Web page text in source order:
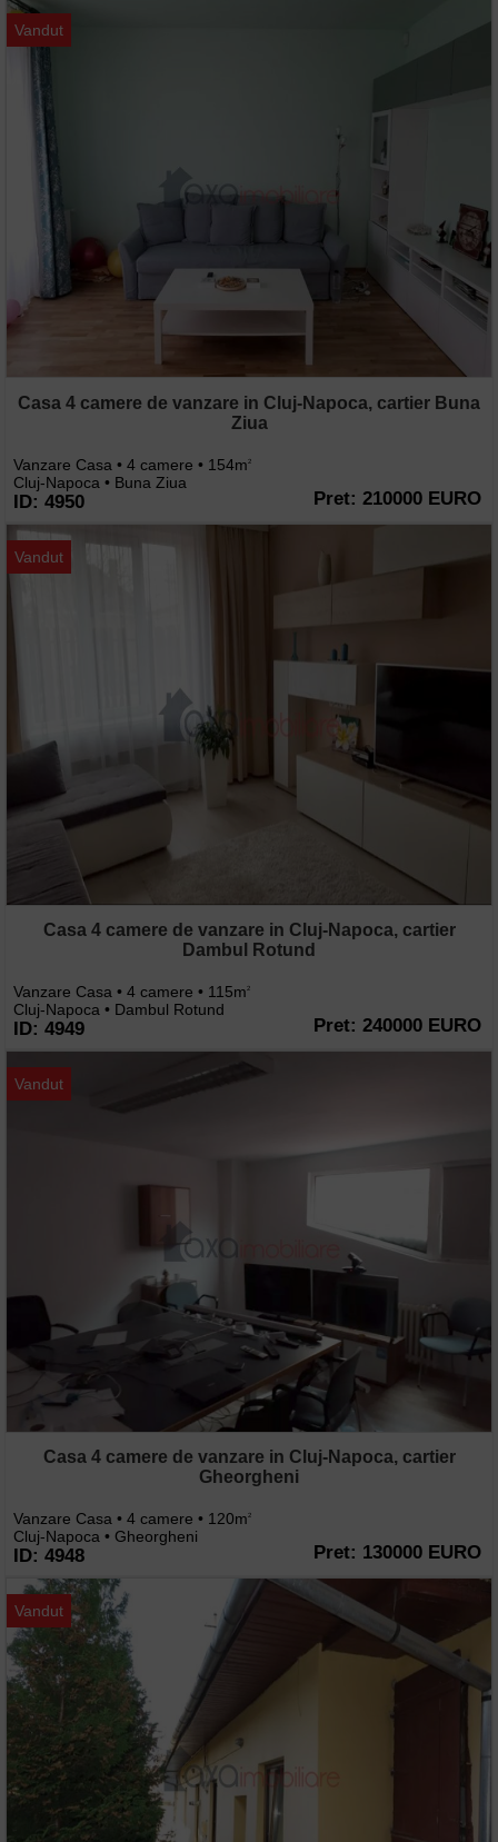
Vandut
Casa 4 camere de vanzare in Cluj-Napoca, cartier Buna
Ziua
Vanzare Casa • 4 camere • 154m2
Cluj-Napoca • Buna Ziua
ID: 4950 Pret: 210000 EURO
Vandut
Casa 4 camere de vanzare in Cluj-Napoca, cartier
Dambul Rotund
Vanzare Casa • 4 camere • 115m2
Cluj-Napoca • Dambul Rotund
ID: 4949 Pret: 240000 EURO
Vandut
Casa 4 camere de vanzare in Cluj-Napoca, cartier
Gheorgheni
Vanzare Casa • 4 camere • 120m2
Cluj-Napoca • Gheorgheni
ID: 4948 Pret: 130000 EURO
Vandut